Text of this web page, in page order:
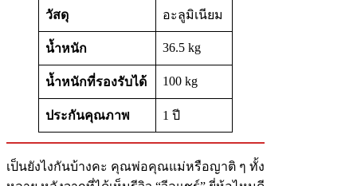
วัสดุ อะลูมิเนียม
น้ำหนัก 36.5 kg
น้ำหนักที่รองรับได้ 100 kg
ประกันคุณภาพ 1 ปี
เป็นยังไงกันบ้างคะ คุณพ่อคุณแม่หรือญาติ ๆ ทั้ง